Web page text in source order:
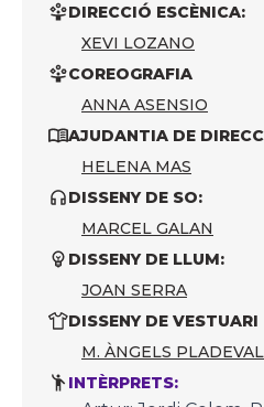
DIRECCIÓ ESCÈNICA:
XEVI LOZANO
COREOGRAFIA
ANNA ASENSIO
AJUDANTIA DE
HELENA MAS
DISSENY DE SO:
MARCEL GALAN
DISSENY DE LLUM:
JOAN SERRA
DISSENY DE VESTUARI
M. ÀNGELS
INTÈRPRETS: